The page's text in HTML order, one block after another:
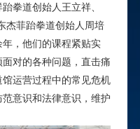
跆拳道创始人王立祥、
杰菲跆拳道创始人周培
， 他们的课程紧贴实
对的各种问题，直击痛
运营过程中的常见危机
范意识和法律意识，维护